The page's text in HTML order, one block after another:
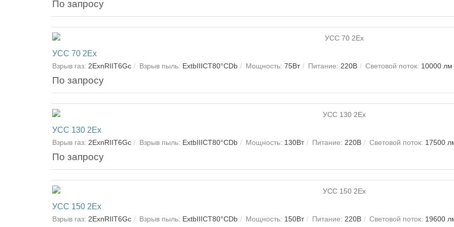
По запросу
УСС 70 2Ex
Взрыв газ: 2ExnRІІT6Gc Взрыв пыль: ExtbIIIСT80°CDb Мощность: 75Вт Питание: 220В Световой поток: 10000 лм
По запросу
УСС 130 2Ex
Взрыв газ: 2ExnRІІT6Gc Взрыв пыль: ExtbIIIСT80°CDb Мощность: 130Вт Питание: 220В Световой поток: 17500
По запросу
УСС 150 2Ex
Взрыв газ: 2ExnRІІT6Gc Взрыв пыль: ExtbIIIСT80°CDb Мощность: 150Вт Питание: 220В Световой поток: 19600